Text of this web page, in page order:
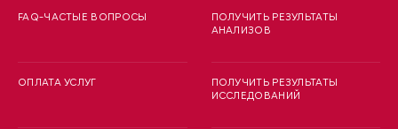
FAQ-ЧАСТЫЕ ВОПРОСЫ
ОПЛАТА УСЛУГ
ПОЛУЧИТЬ РЕЗУЛЬТАТЫ
АНАЛИЗОВ
ПОЛУЧИТЬ РЕЗУЛЬТАТЫ
ИССЛЕДОВАНИЙ